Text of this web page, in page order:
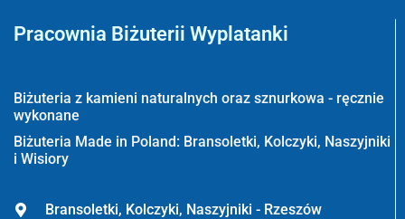
Pracownia Biżuterii Wyplatanki
Biżuteria z kamieni naturalnych oraz sznurkowa - ręcznie
wykonane
Biżuteria Made in Poland: Bransoletki, Kolczyki, Naszyjniki
i Wisiory
Bransoletki, Kolczyki, Naszyjniki - Rzeszów